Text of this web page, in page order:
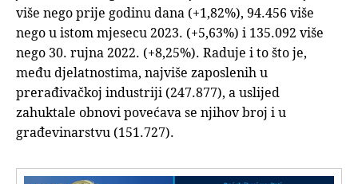
više nego prije godinu dana (+1,82%), 94.456 više
nego u istom mjesecu 2023. (+5,63%) i 135.092 više
nego 30. rujna 2022. (+8,25%). Raduje i to što je,
među djelatnostima, najviše zaposlenih u
prerađivačkoj industriji (247.877), a uslijed
zahuktale obnovi povećava se njihov broj i u
građevinarstvu (151.727).